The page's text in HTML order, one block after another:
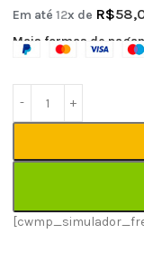
Em até12x de R$
Mais formas de